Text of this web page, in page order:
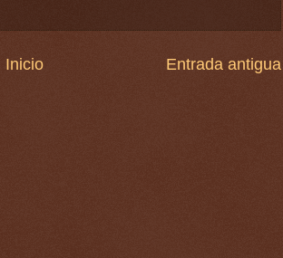
Entrada antigua
Inicio